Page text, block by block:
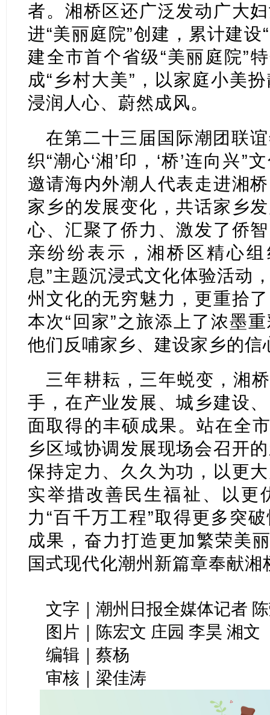
者。湘桥区还广泛发动广大
进“美丽庭院”创建，累计建
建全市首个省级“美丽庭院”
成“乡村大美”，以家庭小美
浸润人心、蔚然成风。
在第二十三届国际潮团联
织“潮心‘湘’印，‘桥’连向兴
邀请海内外潮人代表走进湘
家乡的发展变化，共话家乡
心、汇聚了侨力、激发了侨
亲纷纷表示，湘桥区精心
息”主题沉浸式文化体验活动
州文化的无穷魅力，更重拾
本次“回家”之旅添上了浓墨
他们反哺家乡、建设家乡的信
三年耕耘，三年蜕变，湘
手，在产业发展、城乡建设
面取得的丰硕成果。站在全
乡区域协调发展现场会召开
保持定力、久久为功，以更
实举措改善民生福祉、以更
力“百千万工程”取得更多突
成果，奋力打造更加繁荣美
国式现代化潮州新篇章奉献湘
文字｜潮州日报全媒体记者
图片｜陈宏文 庄园 李昊 湘文
编辑｜蔡杨
审核｜梁佳涛